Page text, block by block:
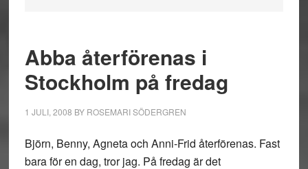
Abba återförenas i
Stockholm på fredag
1 JULI, 2008 BY ROSEMARI SÖDERGREN
Björn, Benny, Agneta och Anni-Frid återförenas. Fast
bara för en dag, tror jag. På fredag är det